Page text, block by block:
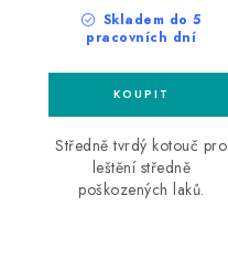
Skladem do 5
pracovních dní
Středně tvrdý kotouč pro
leštění středně
poškozených laků.